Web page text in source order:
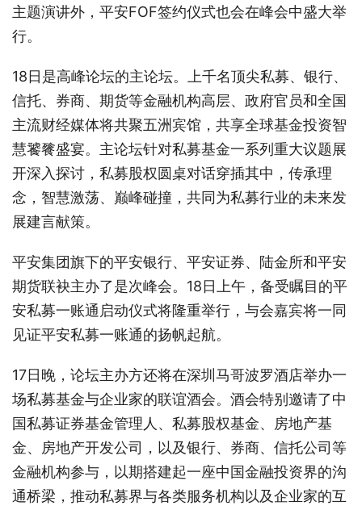
主题演讲外，平安FOF签约仪式也会在峰会中盛大举
行。
18日是高峰论坛的主论坛。上千名顶尖私募、银行、
信托、券商、期货等金融机构高层、政府官员和全国
主流财经媒体将共聚五洲宾馆，共享全球基金投资智
慧饕餮盛宴。主论坛针对私募基金一系列重大议题展
开深入探讨，私募股权圆桌对话穿插其中，传承理
念，智慧激荡、巅峰碰撞，共同为私募行业的未来发
展建言献策。
平安集团旗下的平安银行、平安证券、陆金所和平安
期货联袂主办了是次峰会。18日上午，备受瞩目的平
安私募一账通启动仪式将隆重举行，与会嘉宾将一同
见证平安私募一账通的扬帆起航。
17日晚，论坛主办方还将在深圳马哥波罗酒店举办一
场私募基金与企业家的联谊酒会。酒会特别邀请了中
国私募证券基金管理人、私募股权基金、房地产基
金、房地产开发公司，以及银行、券商、信托公司等
金融机构参与，以期搭建起一座中国金融投资界的沟
通桥梁，推动私募界与各类服务机构以及企业家的互